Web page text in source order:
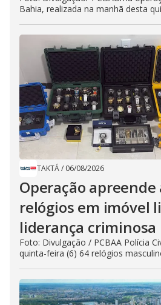
Bahia, realizada na manhã desta
TAKTÁ/ 06/08/2026
Operação
relógios em imóvel
liderança criminosa
Foto: Divulgação / PCBAA Polícia
quinta-feira (6) 64 relógios